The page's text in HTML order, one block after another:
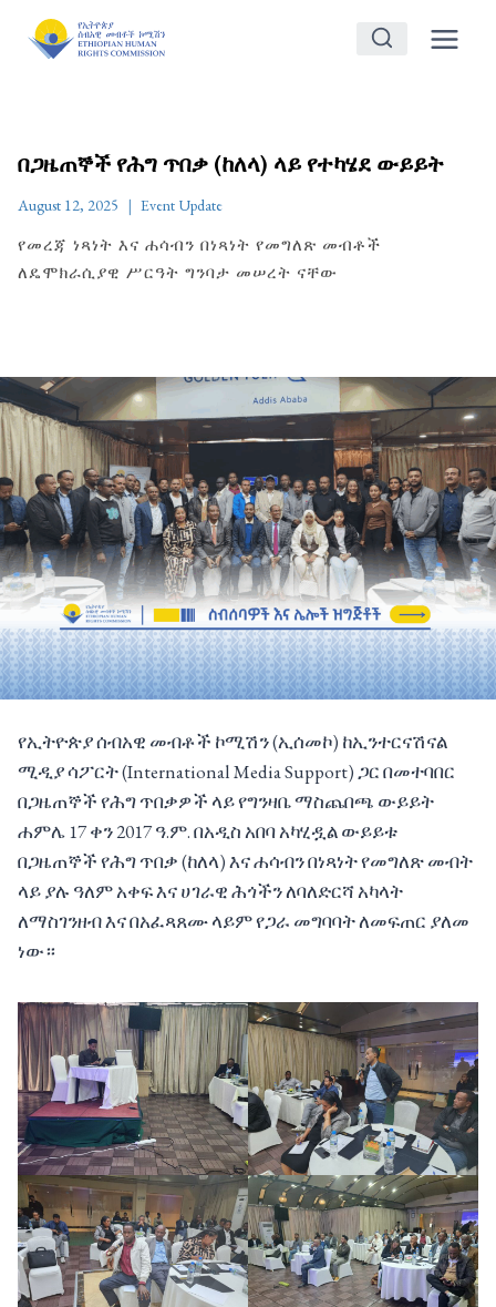
በጋዜጠኞች የሕግ ጥበቃ (ከለላ) ላይ የተካሄደ ውይይት
August 12, 2025 Event Update
የመረጃ ነጻነት እና ሐሳብን በነጻነት የመግለጽ መብቶች
ለዴሞክራሲያዊ ሥርዓት ግንባታ መሠረት ናቸው
የኢትዮጵያ ሰብአዊ መብቶች ኮሚሽን (ኢሰመኮ) ከኢንተርናሽናል
ሚዲያ ሳፖርት (International Media Support) ጋር በመተባበር
በጋዜጠኞች የሕግ ጥበቃዎች ላይ የግንዛቤ ማስጨበጫ ውይይት
ሐምሌ 17 ቀን 2017 ዓ.ም. በአዲስ አበባ አካሂዷል ውይይቱ
በጋዜጠኞች የሕግ ጥበቃ (ከለላ) እና ሐሳብን በነጻነት የመግለጽ መብት
ላይ ያሉ ዓለም አቀፍ እና ሀገራዊ ሕጎችን ለባለድርሻ አካላት
ለማስገንዘብ እና በአፈጻጸሙ ላይም የጋራ መግባባት ለመፍጠር ያለመ
ነው።